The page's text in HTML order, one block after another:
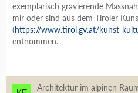
exemplarisch gravierende
mir oder sind aus dem Tiroler
(https://www.tirol.gv.at/kunst-
entnommen.
Architektur im alpinen